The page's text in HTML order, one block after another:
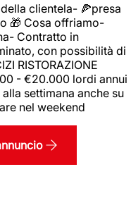
clientela- 🍕presa
🎁 Cosa offriamo-
Contratto in
con possibilità di
RISTORAZIONE
- €20.000 lordi annui
settimana anche su
nel weekend